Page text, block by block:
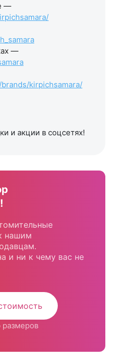
—
—
kirpichsamara/
и акции в соцсетях!
нашим
и ни к чему вас не
размеров